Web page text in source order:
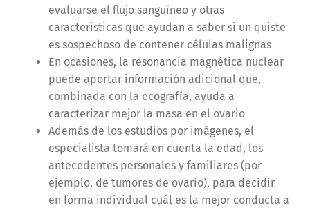
evaluarse el flujo sanguíneo y otras
características que ayudan a saber si un quiste
es sospechoso de contener células malignas
En ocasiones, la resonancia magnética nuclear
puede aportar información adicional que,
combinada con la ecografía, ayuda a
caracterizar mejor la masa en el ovario
Además de los estudios por imágenes, el
especialista tomará en cuenta la edad, los
antecedentes personales y familiares (por
ejemplo, de tumores de ovario), para decidir
en forma individual cuál es la mejor conducta a